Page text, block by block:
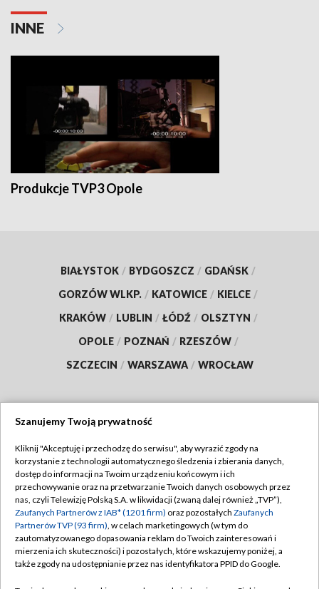
INNE
Produkcje TVP3 Opole
BIAŁYSTOK / BYDGOSZCZ / GDAŃSK /
GORZÓW WLKP. / KATOWICE / KIELCE /
KRAKÓW / LUBLIN / ŁÓDŹ / OLSZTYN /
OPOLE / POZNAŃ / RZESZÓW /
SZCZECIN / WARSZAWA / WROCŁAW
TVP
Abonament TVP
Emisja w TVP
Centrum informacji TVP
Naziemna Telewizja Cyfrowa
Regulamin TVP
Polityka prywatności
Moje zgody
Pomoc
Szanujemy Twoją prywatność
Kliknij "Akceptuję i przechodzę do serwisu", aby wyrazić zgody na
korzystanie z technologii automatycznego śledzenia i zbierania danych,
dostęp do informacji na Twoim urządzeniu końcowym i ich
przechowywanie oraz na przetwarzanie Twoich danych osobowych przez
nas, czyli Telewizję Polską S.A. w likwidacji (zwaną dalej również „TVP”),
Zaufanych Partnerów z IAB* (1201 firm) oraz pozostałych Zaufanych
Partnerów TVP (93 firm), w celach marketingowych (w tym do
zautomatyzowanego dopasowania reklam do Twoich zainteresowań i
mierzenia ich skuteczności) i pozostałych, które wskazujemy poniżej, a
także zgody na udostępnianie przez nas identyfikatora PPID do Google.